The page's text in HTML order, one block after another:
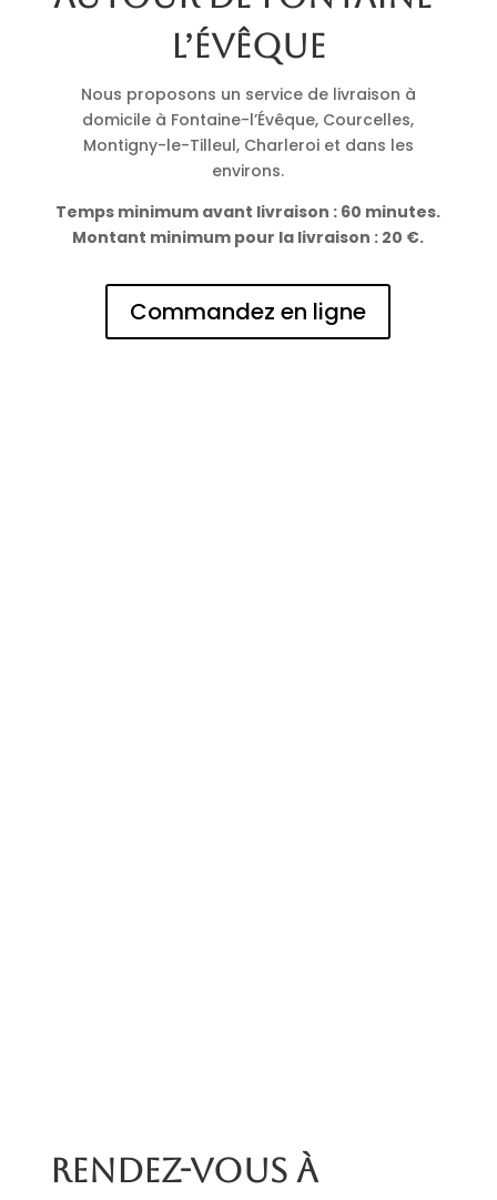
l’Évêque
Nous proposons un service de livraison à
domicile à Fontaine-l’Évêque, Courcelles,
Montigny-le-Tilleul, Charleroi et dans les
environs.
Temps minimum avant livraison : 60 minutes.
Montant minimum pour la livraison : 20 €.
Commandez en ligne
Rendez-vous à